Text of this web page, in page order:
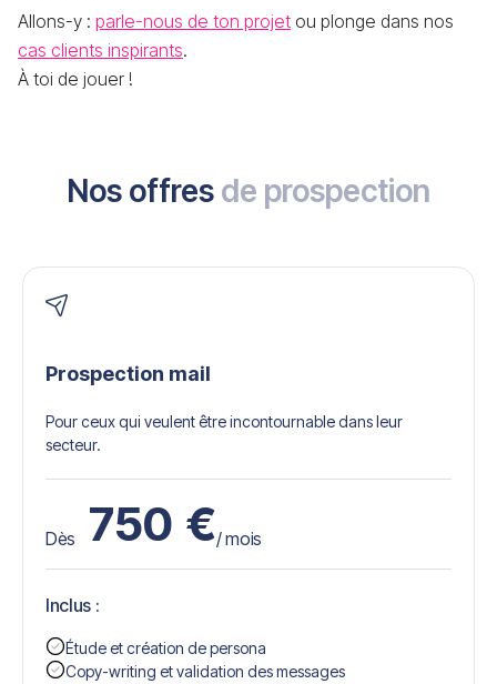
Allons-y : parle-nous de ton projet ou plonge dans nos
cas clients inspirants.
À toi de jouer !
Nos offres de prospection
Prospection mail
Pour ceux qui veulent être incontournable dans leur
secteur.
Dès 750 €/ mois
Inclus :
Étude et création de persona
Copy-writing et validation des messages